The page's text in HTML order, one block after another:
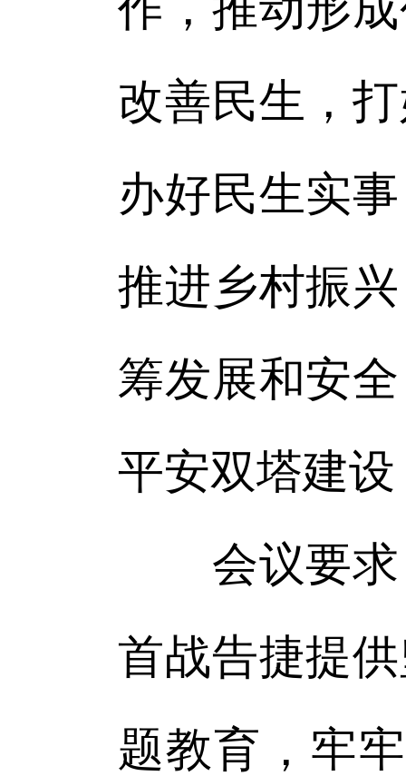
改善民生，
办好民生实
推进乡村振
筹发展和安
平安双塔建
会议要求
首战告捷提
题教育，牢